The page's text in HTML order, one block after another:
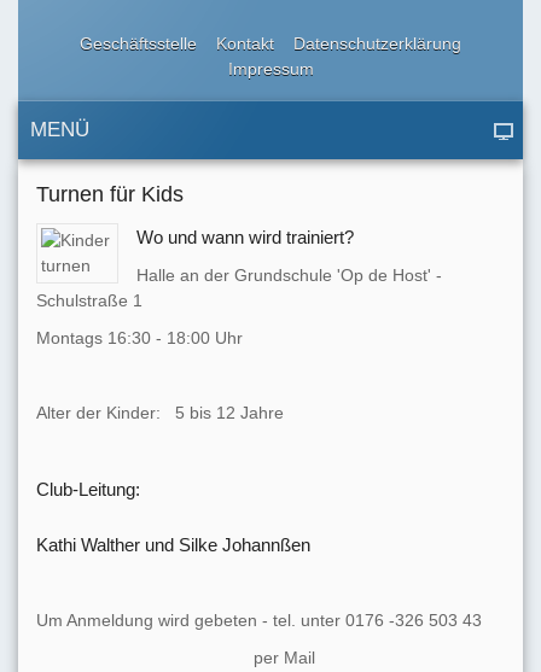
Geschäftsstelle Kontakt
Datenschutzerklärung
Impressum
MENÜ
Turnen für Kids
Wo und wann wird trainiert?
Halle an der Grundschule 'Op de Host' -
Schulstraße 1
Montags 16:30 - 18:00 Uhr
Alter der Kinder: 5 bis 12 Jahre
Club-Leitung:
Kathi Walther und Silke Johannßen
Um Anmeldung wird gebeten - tel. unter 0176 -326 503 43
per Mail